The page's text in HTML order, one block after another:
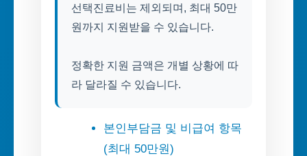
선택진료비는 제외되며, 최대 50만
원까지 지원받을 수 있습니다.
정확한 지원 금액은 개별 상황에 따
라 달라질 수 있습니다.
본인부담금 및 비급여 항목
(최대 50만원)